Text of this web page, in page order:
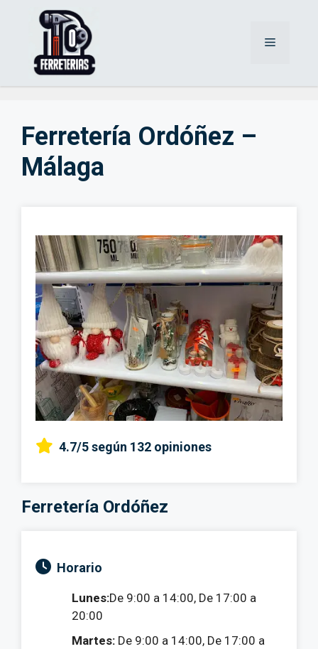
Menú
Ferretería Ordóñez –
Málaga
4.7/5según 132 opiniones
Ferretería Ordóñez
Horario
Lunes:De 9:00 a 14:00, De 17:00 a
20:00
Martes: De 9:00 a 14:00, De 17:00 a